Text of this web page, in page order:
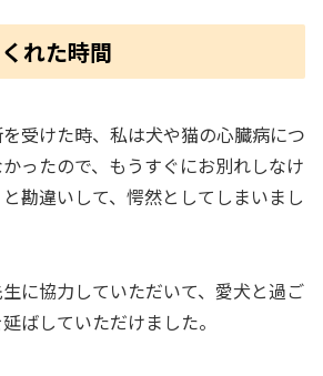
れた時間
受けた時、私は犬や猫の心臓病につ
ったので、もうすぐにお別れしなけ
勘違いして、愕然としてしまいまし
に協力していただいて、愛犬と過ご
ばしていただけました。